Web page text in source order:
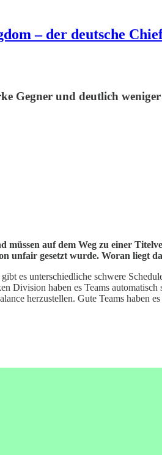
– der deutsche
Gegner und deutlich
auf dem Weg zu einer
unfair gesetzt wurde. Woran liegt
es unterschiedliche schwere
Division haben es Teams
herzustellen. Gute Teams haben